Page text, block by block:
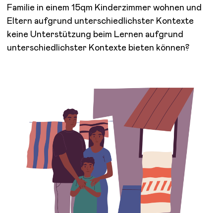
Familie in einem 15qm Kinderzimmer wohnen und
Eltern aufgrund unterschiedlichster Kontexte
keine Unterstützung beim Lernen aufgrund
unterschiedlichster Kontexte bieten können?